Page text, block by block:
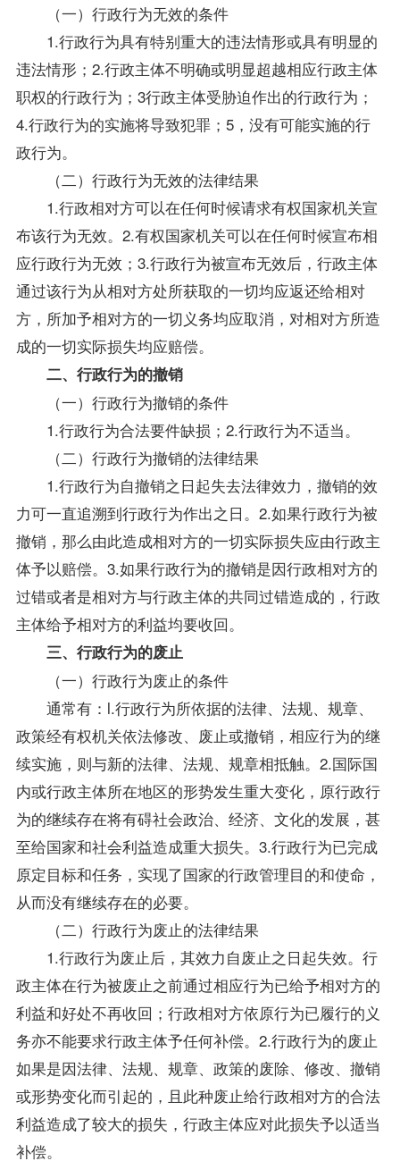
（一）行政行为无效的条件
1.行政行为具有特别重大的违法情形或具有明显的
违法情形；2.行政主体不明确或明显超越相应行政主体
职权的行政行为；3行政主体受胁迫作出的行政行为；
4.行政行为的实施将导致犯罪；5，没有可能实施的行
政行为。
（二）行政行为无效的法律结果
1.行政相对方可以在任何时候请求有权国家机关宣
布该行为无效。2.有权国家机关可以在任何时候宣布相
应行政行为无效；3.行政行为被宣布无效后，行政主体
通过该行为从相对方处所获取的一切均应返还给相对
方，所加予相对方的一切义务均应取消，对相对方所造
成的一切实际损失均应赔偿。
二、行政行为的撤销
（一）行政行为撤销的条件
1.行政行为合法要件缺损；2.行政行为不适当。
（二）行政行为撤销的法律结果
1.行政行为自撤销之日起失去法律效力，撤销的效
力可一直追溯到行政行为作出之日。2.如果行政行为被
撤销，那么由此造成相对方的一切实际损失应由行政主
体予以赔偿。3.如果行政行为的撤销是因行政相对方的
过错或者是相对方与行政主体的共同过错造成的，行政
主体给予相对方的利益均要收回。
三、行政行为的废止
（一）行政行为废止的条件
通常有：l.行政行为所依据的法律、法规、规章、
政策经有权机关依法修改、废止或撤销，相应行为的继
续实施，则与新的法律、法规、规章相抵触。2.国际国
内或行政主体所在地区的形势发生重大变化，原行政行
为的继续存在将有碍社会政治、经济、文化的发展，甚
至给国家和社会利益造成重大损失。3.行政行为已完成
原定目标和任务，实现了国家的行政管理目的和使命，
从而没有继续存在的必要。
（二）行政行为废止的法律结果
1.行政行为废止后，其效力自废止之日起失效。行
政主体在行为被废止之前通过相应行为已给予相对方的
利益和好处不再收回；行政相对方依原行为已履行的义
务亦不能要求行政主体予任何补偿。2.行政行为的废止
如果是因法律、法规、规章、政策的废除、修改、撤销
或形势变化而引起的，且此种废止给行政相对方的合法
利益造成了较大的损失，行政主体应对此损失予以适当
补偿。